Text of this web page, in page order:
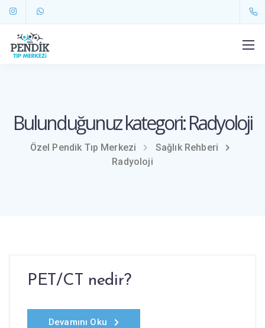
Bulunduğunuz kategori: Radyoloji
Özel Pendik Tıp Merkezi
Sağlık Rehberi
Radyoloji
PET/CT nedir?
Devamını Oku